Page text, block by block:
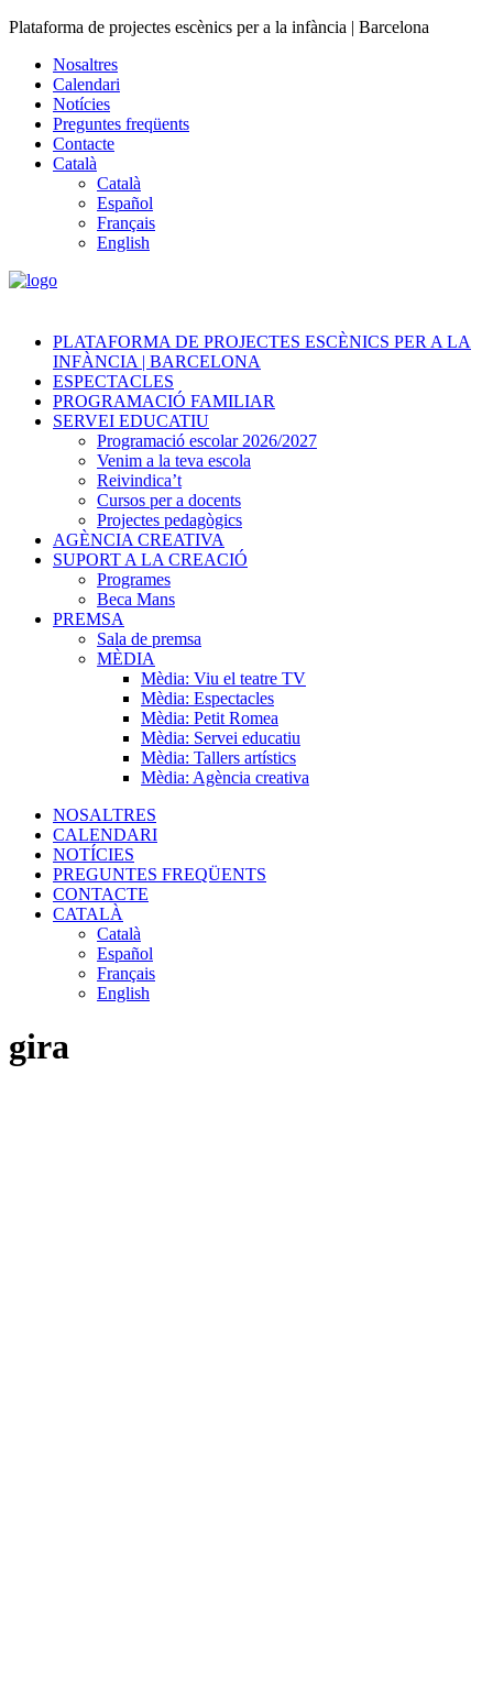
Plataforma de projectes escènics per a la infància | Barcelona
Nosaltres
Calendari
Notícies
Preguntes freqüents
Contacte
Català
Català
Español
Français
English
PLATAFORMA DE PROJECTES ESCÈNICS PER A LA
INFÀNCIA | BARCELONA
ESPECTACLES
PROGRAMACIÓ FAMILIAR
SERVEI EDUCATIU
Programació escolar 2026/2027
Venim a la teva escola
Reivindica’t
Cursos per a docents
Projectes pedagògics
AGÈNCIA CREATIVA
SUPORT A LA CREACIÓ
Programes
Beca Mans
PREMSA
Sala de premsa
MÈDIA
Mèdia: Viu el teatre TV
Mèdia: Espectacles
Mèdia: Petit Romea
Mèdia: Servei educatiu
Mèdia: Tallers artístics
Mèdia: Agència creativa
NOSALTRES
CALENDARI
NOTÍCIES
PREGUNTES FREQÜENTS
CONTACTE
CATALÀ
Català
Español
Français
English
gira